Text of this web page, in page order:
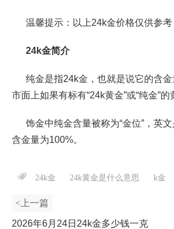
温馨提示：以上24k金价格仅供参
24k金简介
纯金是指24k金，也就是说它的含
市面上如果有标有“24k黄金”或“纯金”的
饰金中纯金含量被称为“金位”，英
含金量为100%。
24k金 24k黄金是什么意思 k金
<上一篇
2026年6月24日24k金多少钱一克